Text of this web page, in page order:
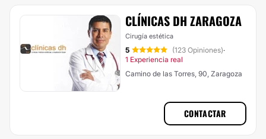
CLÍNICAS DH ZARAGOZA
Cirugía estética
5 (123 Opiniones)·
1 Experiencia real
Camino de las Torres, 90, Zaragoza
CONTACTAR